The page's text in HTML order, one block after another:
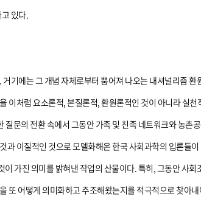
있다.
기에는 그 개념 자체로부터 뿜어져 나오는 내셔널리즘
처럼 요소론적, 본질론적, 환원론적인 것이 아니라 실
문의 전환 속에서 그동안 가족 및 친족 네트워크와 농
이질적인 것으로 모델화해온 한국 사회과학의 입론들
가진 의미를 밝혀낸 작업의 산물이다. 특히, 그동안 사
또 어떻게 의미화하고 주조해왔는지를 적극적으로 찾아